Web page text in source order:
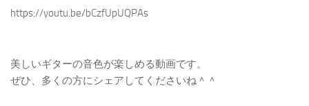
https://youtu.be/bCzfUpUQPAs
美しいギターの音色が楽しめる動画です。
ぜひ、多くの方にシェアしてくださいね＾＾